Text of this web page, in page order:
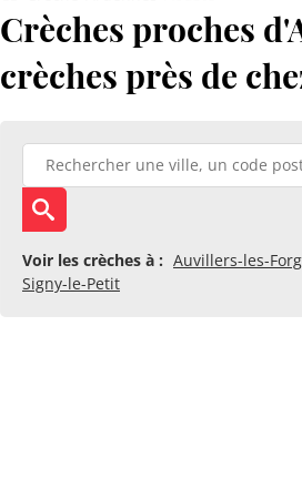
Crèches proches
crèches près de
Voir les crèches à : Auvillers-les-
Signy-le-Petit